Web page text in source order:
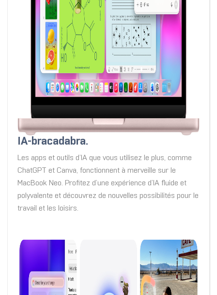
IA-bracadabra.
Les apps et outils d’IA que vous utilisez le plus, comme
ChatGPT et Canva, fonctionnent à merveille sur le
MacBook Neo. Profitez d’une expérience d’IA fluide et
polyvalente et découvrez de nouvelles possibilités pour le
travail et les loisirs.